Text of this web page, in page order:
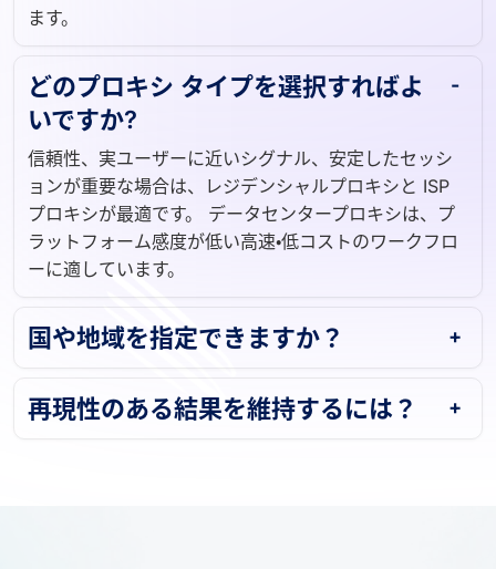
ます。
どのプロキシ タイプを選択すればよ
いですか?
信頼性、実ユーザーに近いシグナル、安定したセッシ
ョンが重要な場合は、レジデンシャルプロキシと ISP
プロキシが最適です。 データセンタープロキシは、プ
ラットフォーム感度が低い高速・低コストのワークフロ
ーに適しています。
国や地域を指定できますか？
再現性のある結果を維持するには？